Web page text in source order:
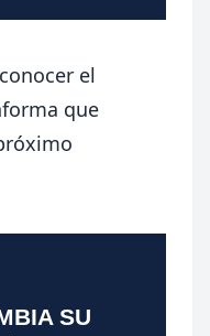
el
que
SU